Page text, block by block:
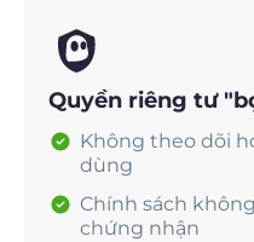
Quyền riêng tư
Không theo dõi
dùng
Chính sách
chứng nhận